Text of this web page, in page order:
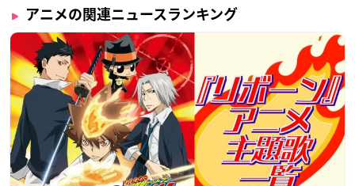
アニメの関連ニュースランキング